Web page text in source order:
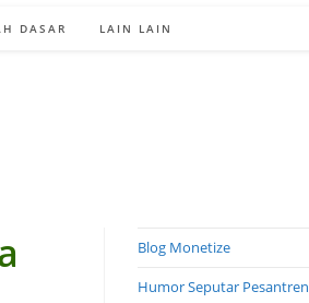
DASAR LAIN LAIN
Blog Monetize
Humor Seputar Pesantren